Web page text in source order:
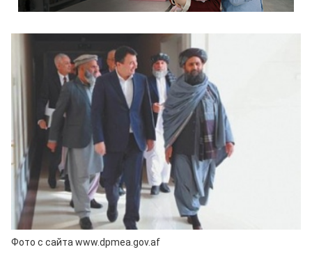
Фото с сайта www.dpmea.gov.af